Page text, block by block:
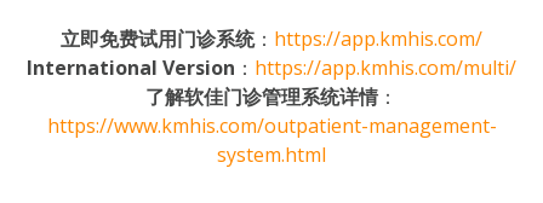
立即免费试用门诊系统： https://app.kmhis.com/
International Version ： https://app.kmhis.com/multi/
了解软佳门诊管理系统详情：
https://www.kmhis.com/outpatient-management-
system.html